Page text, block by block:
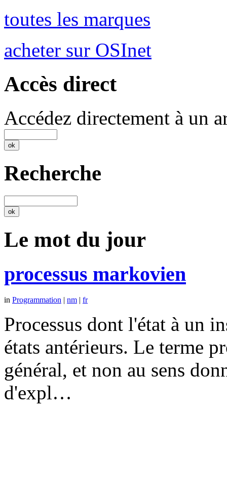
toutes les marques
acheter sur OSInet
Accès direct
Accédez directement à un
Recherche
Le mot du jour
processus markovien
in Programmation | nm | fr
Processus dont l'état à un
états antérieurs. Le terme
général, et non au sens
d'expl…